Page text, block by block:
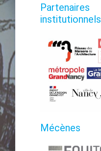
Partenaires
institutionnels
Mécènes